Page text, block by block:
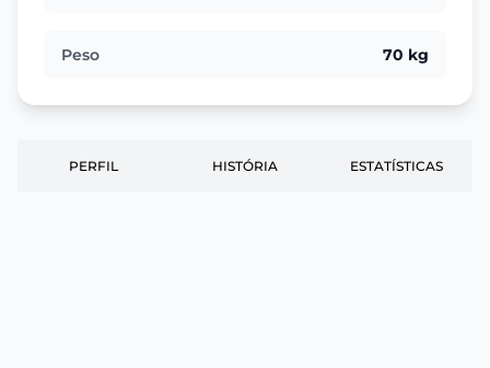
Peso 70 kg
PERFIL HISTÓRIA ESTATÍSTICAS